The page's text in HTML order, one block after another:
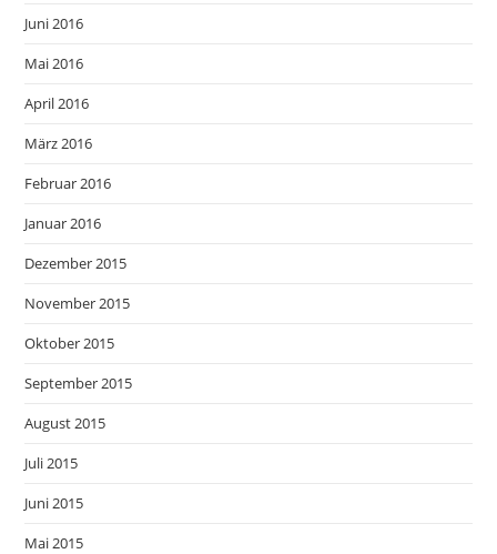
Juni 2016
Mai 2016
April 2016
März 2016
Februar 2016
Januar 2016
Dezember 2015
November 2015
Oktober 2015
September 2015
August 2015
Juli 2015
Juni 2015
Mai 2015